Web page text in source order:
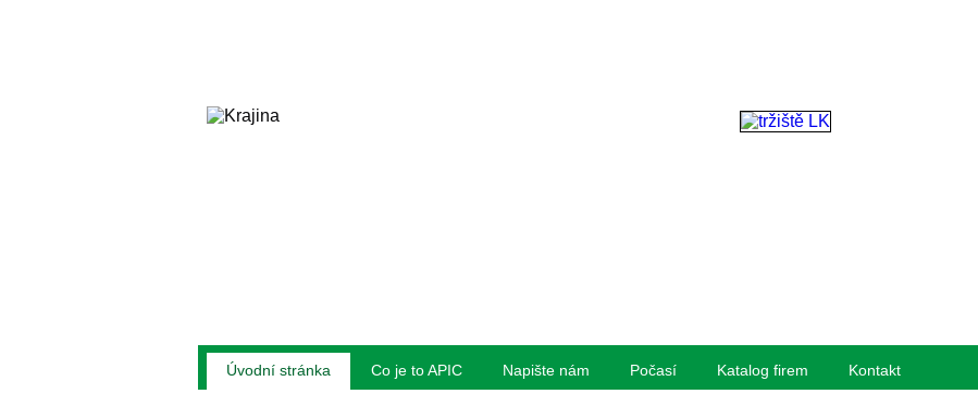
Úvodní stránka Co je to APIC Napište nám Počasí Katalog firem Kontakt